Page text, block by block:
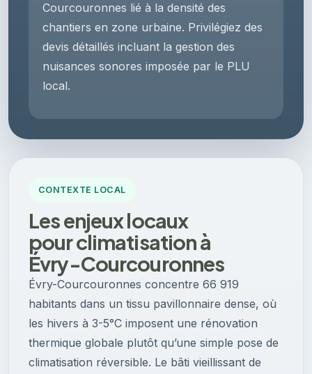
Courcouronnes lié à la densité des
chantiers en zone urbaine. Privilégiez des
devis détaillés incluant la gestion des
nuisances sonores imposée par le PLU
local.
CONTEXTE LOCAL
Les enjeux locaux
pour climatisation à
Évry-Courcouronnes
Évry-Courcouronnes concentre 66 919
habitants dans un tissu pavillonnaire dense, où
les hivers à 3-5°C imposent une rénovation
thermique globale plutôt qu’une simple pose de
climatisation réversible. Le bâti vieillissant de